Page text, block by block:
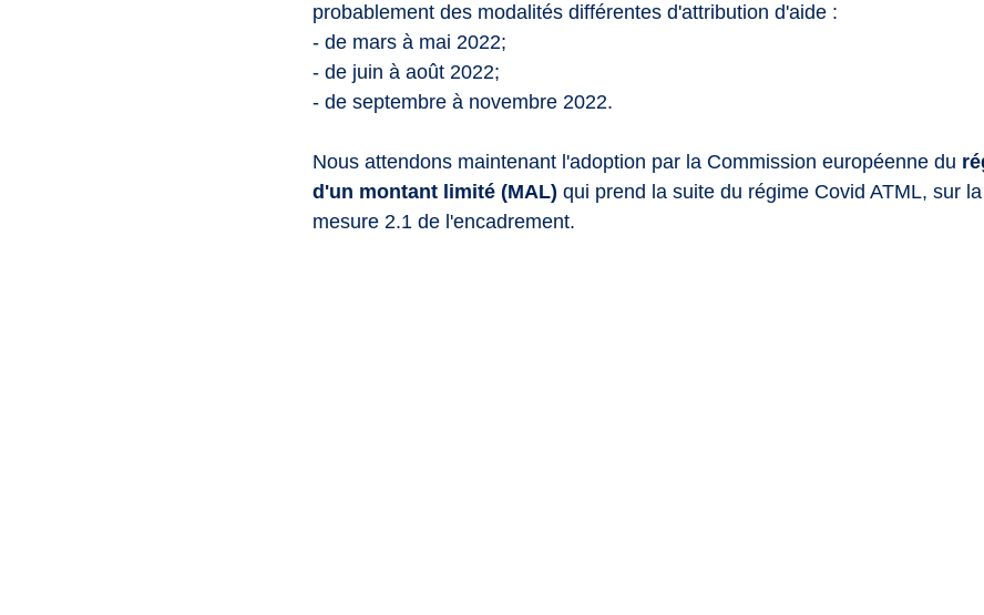
probablement des modalités différentes d'attribution d'aide :
- de mars à mai 2022;
- de juin à août 2022;
- de septembre à novembre 2022.
Nous attendons maintenant l'adoption par la Commission européenne du
d'un montant limité (MAL) qui prend la suite du régime Covid ATML, sur
mesure 2.1 de l'encadrement.